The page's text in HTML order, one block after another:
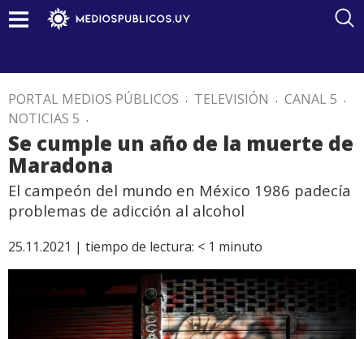
PORTAL MEDIOS PÚBLICOS . TELEVISIÓN . CANAL 5 .
NOTICIAS 5 .
Se cumple un año de la muerte de
Maradona
El campeón del mundo en México 1986 padecía
problemas de adicción al alcohol
25.11.2021 | tiempo de lectura: < 1 minuto